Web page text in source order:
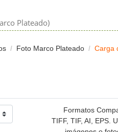
Plateado)
Foto Marco Plateado Carga
Formatos
TIFF, TIF, AI, EPS.